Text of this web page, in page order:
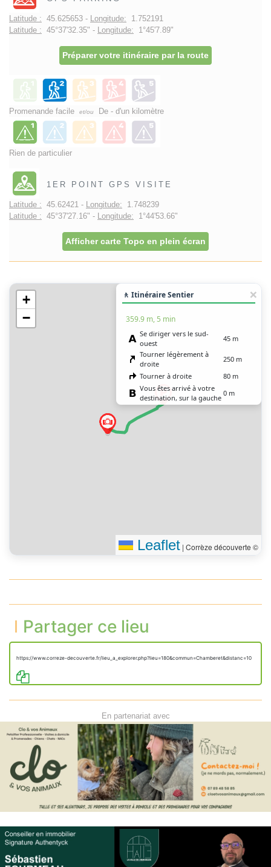
Latitude : 45.625653 - Longitude: 1.752191
Latitude : 45°37'32.35" - Longitude: 1°45'7.89"
Préparer votre itinéraire par la route
Promenande facile et/ou De - d'un kilomètre
Rien de particulier
1ER POINT GPS VISITE
Latitude : 45.62421 - Longitude: 1.748239
Latitude : 45°37'27.16" - Longitude: 1°44'53.66"
Afficher carte Topo en plein écran
+
−
🚶 Itinéraire Sentier
359.9 m, 5 min
Se diriger vers le sud-
ouest
45 m
Tourner légèrement à
droite
250 m
Tourner à droite
80 m
Vous êtes arrivé à votre
destination, sur la gauche
0 m
Leaflet | Corrèze découverte ©
Partager ce lieu
https://www.correze-decouverte.fr/lieu_a_explorer.php?lieu=180&commun=Chamberet&distanc=10
En partenariat avec